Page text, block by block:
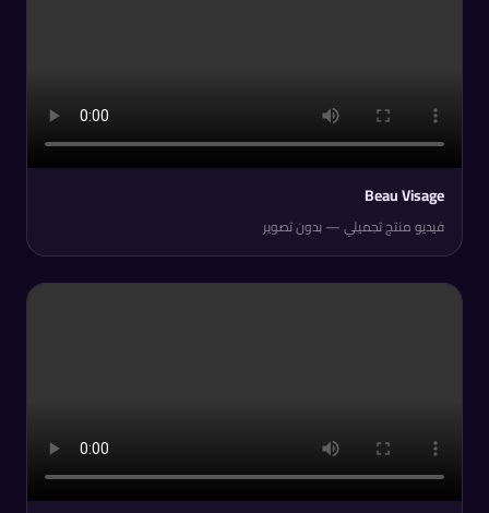
Beau Visage
فيديو منتج تجميلي — بدون تصوير